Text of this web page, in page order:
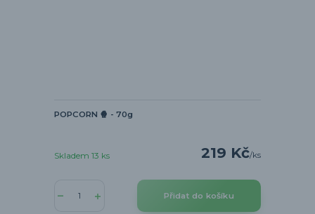
POPCORN 🍿 - 70g
219 Kč/ks
Skladem 13 ks
Přidat do košíku